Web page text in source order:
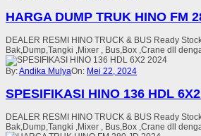
HARGA DUMP TRUK HINO FM
DEALER RESMI HINO TRUCK & BUS Ready
Bak,Dump,Tangki ,Mixer , Bus,Box ,Crane dll
By:Andika MulyaOn: Mei 22, 2024
SPESIFIKASI HINO 136 HDL
DEALER RESMI HINO TRUCK & BUS Ready
Bak,Dump,Tangki ,Mixer , Bus,Box ,Crane dll